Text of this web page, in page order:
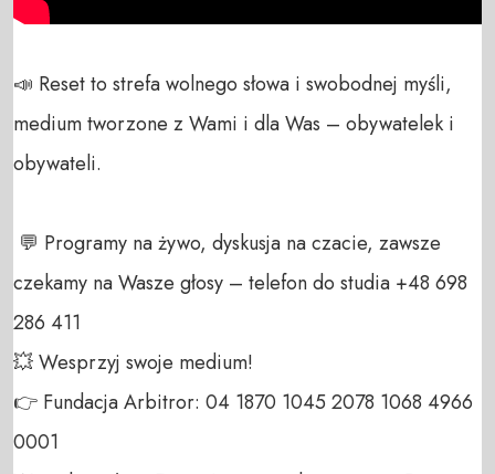
📣 Reset to strefa wolnego słowa i swobodnej myśli,
medium tworzone z Wami i dla Was – obywatelek i
obywateli.
czekamy na Wasze głosy – telefon do studia +48 698
286 411
💥 Wesprzyj swoje medium!
👉 Fundacja Arbitror: 04 1870 1045 2078 1068 4966
0001